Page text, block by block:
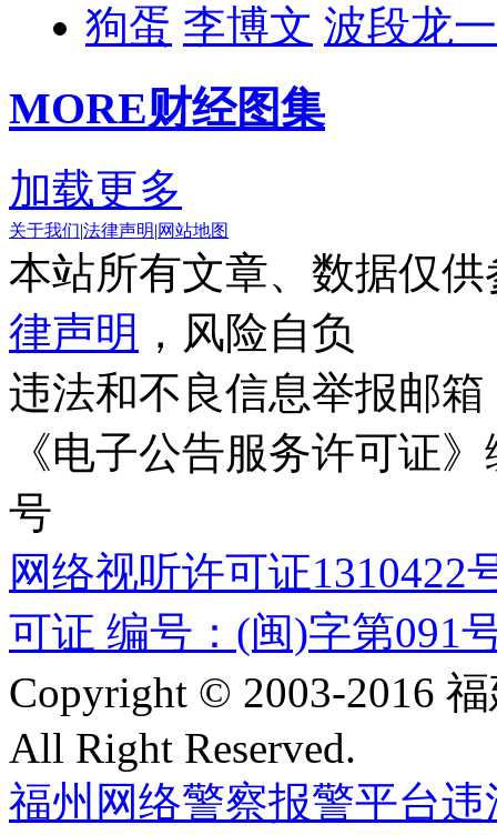
狗蛋 李博文 波段龙一
MORE财经图集
加载更多
关于我们|法律声明|网站地图
本站所有文章、数据仅
律声明 ，风险自负
违法和不良信息举报邮箱
《电子公告服务许可证
号
网络视听许可证1310422
可证 编号：(闽)字第091
Copyright © 2003-2016
All Right Reserved.
福州网络警察报警平台违